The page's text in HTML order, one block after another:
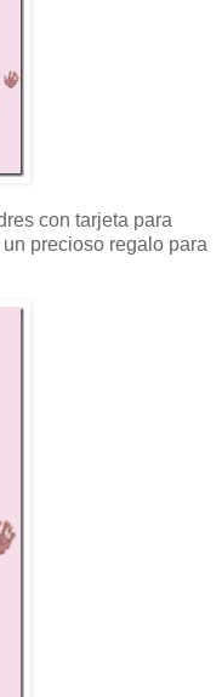
con tarjeta para
precioso regalo para